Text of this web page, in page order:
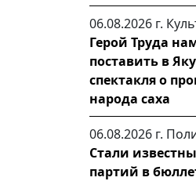
06.08.2026 г.
Герой Труда
поставить в
спектакля о
народа саха
06.08.2026 г.
Стали
партий в